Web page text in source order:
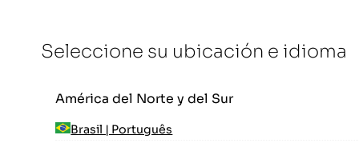
Seleccione su ubicación e idioma
América del Norte y del Sur
Brasil | Português